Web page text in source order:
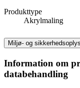
Produkttype
Akrylmaling
Miljø- og
Information om
databehandling